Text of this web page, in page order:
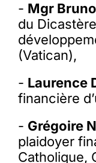
- Mgr
du
(Vatican),
- Laurence
financière
- Grégoire
plaidoyer
Catholique,